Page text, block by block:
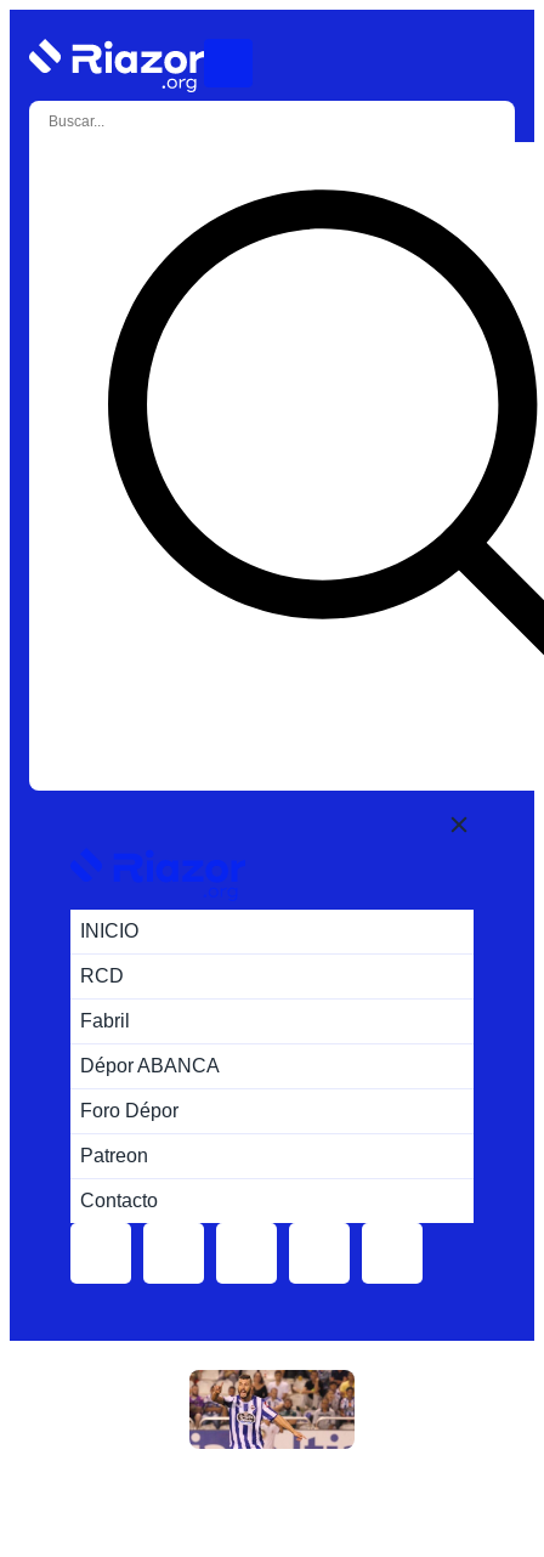
INICIO
RCD
Fabril
Dépor ABANCA
Foro Dépor
Patreon
Contacto